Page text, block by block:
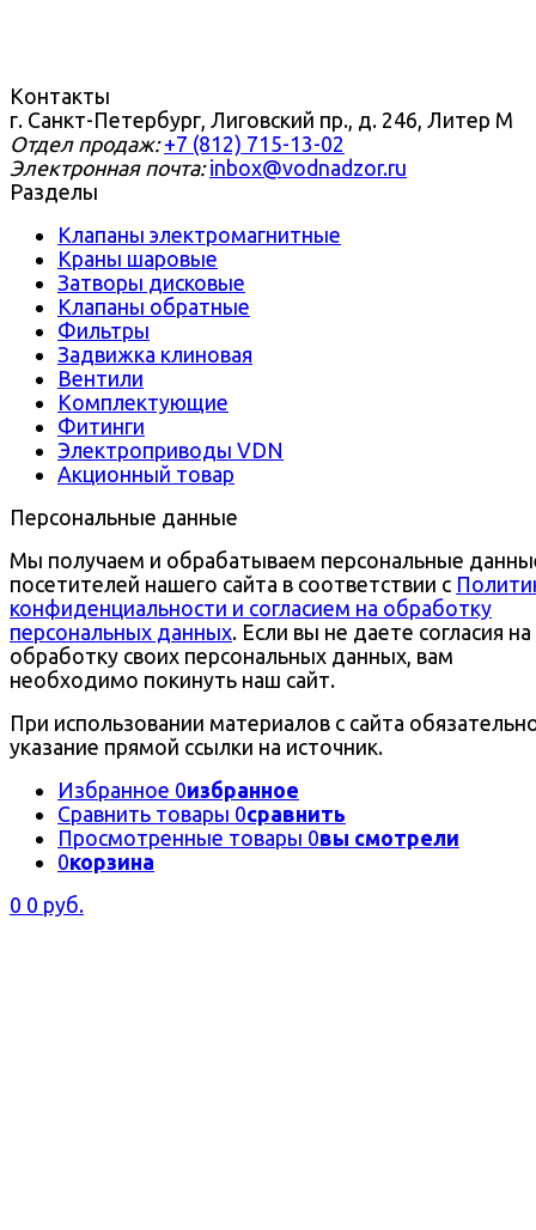
Контакты
г. Санкт-Петербург, Лиговский пр., д. 246, Литер М
Отдел продаж: +7 (812) 715-13-02
Электронная почта: inbox@vodnadzor.ru
Разделы
Клапаны электромагнитные
Краны шаровые
Затворы дисковые
Клапаны обратные
Фильтры
Задвижка клиновая
Вентили
Комплектующие
Фитинги
Электроприводы VDN
Акционный товар
Персональные данные
Мы получаем и обрабатываем персональные
посетителей нашего сайта в соответствии с
конфиденциальности и согласием на обработку
персональных данных. Если вы не даете согласия на
обработку своих персональных данных, вам
необходимо покинуть наш сайт.
При использовании материалов с сайта
указание прямой ссылки на источник.
Избранное 0избранное
Сравнить товары 0сравнить
Просмотренные товары 0вы смотрели
0корзина
0 0 руб.